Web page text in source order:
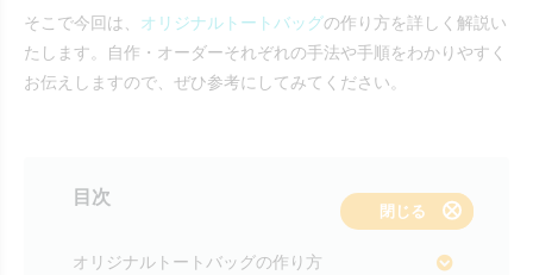
そこで今回は、 オリジナルトートバッグの作り方を詳しく解説い
たします。自作・オーダーそれぞれの手法や手順をわかりやすく
お伝えしますので、ぜひ参考にしてみてください。
目次
表示する
閉じる
オリジナルトートバッグの作り方